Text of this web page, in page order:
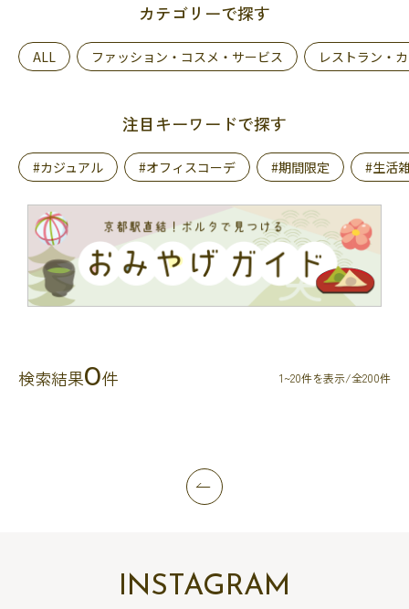
カテゴリーで探す
ALL ファッション・コスメ・サービス レストラン・
注目キーワードで探す
#カジュアル #オフィスコーデ #期間限定 #生活
検索結果0件 1~20件を表示/全200件
INSTAGRAM